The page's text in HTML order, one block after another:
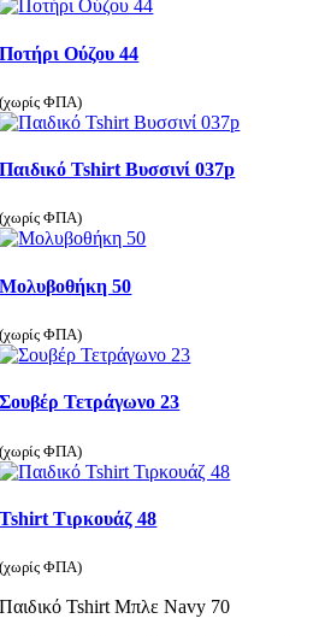
Ποτήρι Ούζου 44
(χωρίς ΦΠΑ)
Παιδικό Tshirt Βυσσινί 037p
(χωρίς ΦΠΑ)
Μολυβοθήκη 50
(χωρίς ΦΠΑ)
Σουβέρ Τετράγωνο 23
(χωρίς ΦΠΑ)
Tshirt Τιρκουάζ 48
(χωρίς ΦΠΑ)
Παιδικό Tshirt Μπλε Navy 70